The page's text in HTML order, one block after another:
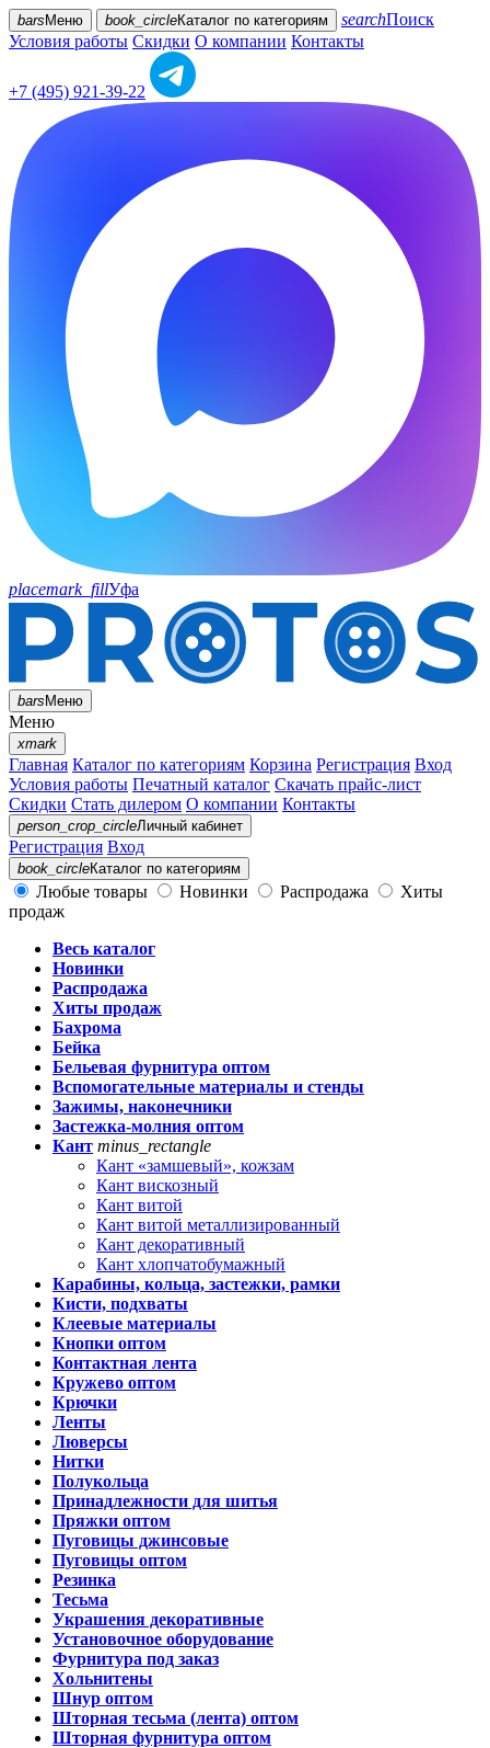
bars Меню book_circleКаталог по категориям searchПоиск
Условия работы Скидки О компании Контакты
+7 (495) 921-39-22
placemark_fillУфа
barsМеню
Меню
xmark
Главная Каталог по категориям Корзина Регистрация Вход
Условия работы Печатный каталог Скачать прайс-лист
Скидки Стать дилером О компании Контакты
person_crop_circleЛичный кабинет
Регистрация Вход
book_circleКаталог по категориям
Любые товары Новинки Распродажа
Хиты
продаж
Весь каталог
Новинки
Распродажа
Хиты продаж
Бахрома
Бейка
Бельевая фурнитура оптом
Вспомогательные материалы и стенды
Зажимы, наконечники
Застежка-молния оптом
Кант minus_rectangle
Кант «замшевый», кожзам
Кант вискозный
Кант витой
Кант витой металлизированный
Кант декоративный
Кант хлопчатобумажный
Карабины, кольца, застежки, рамки
Кисти, подхваты
Клеевые материалы
Кнопки оптом
Контактная лента
Кружево оптом
Крючки
Ленты
Люверсы
Нитки
Полукольца
Принадлежности для шитья
Пряжки оптом
Пуговицы джинсовые
Пуговицы оптом
Резинка
Тесьма
Украшения декоративные
Установочное оборудование
Фурнитура под заказ
Хольнитены
Шнур оптом
Шторная тесьма (лента) оптом
Шторная фурнитура оптом